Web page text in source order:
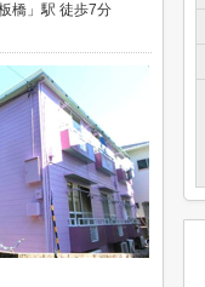
橋」駅 徒歩7分